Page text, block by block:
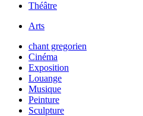
Théâtre
Arts
chant gregorien
Cinéma
Exposition
Louange
Musique
Peinture
Sculpture